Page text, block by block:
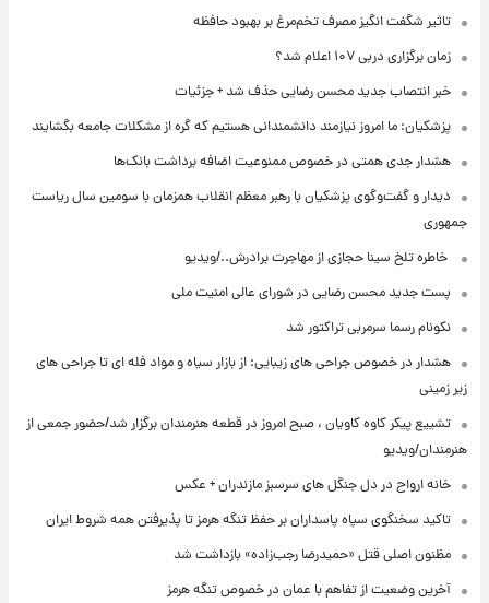
تاثیر شگفت انگیز مصرف تخم‌مرغ بر بهبود حافظه
زمان برگزاری دربی ۱۰۷ اعلام شد؟
خبر انتصاب جدید محسن رضایی حذف شد + جزئیات
پزشکیان: ما امروز نیازمند دانشمندانی هستیم که گره از مشکلات جامعه بگشایند
هشدار جدی همتی در خصوص ممنوعیت اضافه ‌برداشت بانک‌ها
دیدار و گفت‌وگوی پزشکیان با رهبر معظم انقلاب همزمان با سومین سال ریاست
جمهوری
⁨ خاطره تلخ سینا حجازی از مهاجرت برادرش../ویدیو
پست جدید محسن رضایی در شورای عالی امنیت ملی
نکونام رسما سرمربی تراکتور شد
هشدار در خصوص جراحی های زیبایی: از بازار سیاه و مواد فله ای تا جراحی های
زیر زمینی
تشییع پیکر کاوه کاویان ، صبح امروز در قطعه هنرمندان برگزار شد/حضور جمعی از
هنرمندان/ویدیو
خانه ارواح در دل جنگل های سرسبز مازندران + عکس
تاکید سخنگوی سپاه پاسداران بر حفظ تنگه هرمز تا پذیرفتن همه شروط ایران
مظنون اصلی قتل «حمیدرضا رجب‌زاده» بازداشت شد
آخرین وضعیت از تفاهم با عمان در خصوص تنگه هرمز